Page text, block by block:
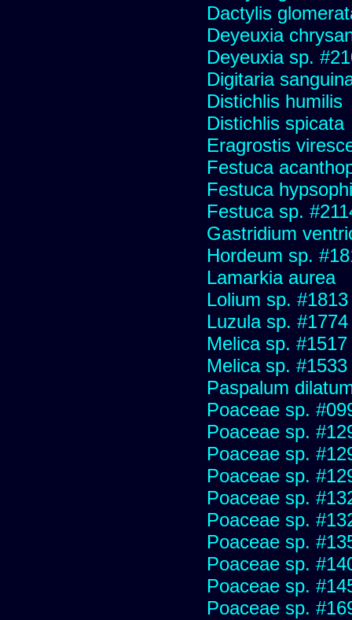
Dactylis
Deyeuxia
Deyeuxia sp.
Digitaria
Distichlis humilis
Distichlis spicata
Eragrostis
Festuca
Festuca
Festuca sp.
Gastridium
Hordeum sp.
Lamarkia aurea
Lolium sp. #1813
Luzula sp. #1774
Melica sp. #1517
Melica sp. #1533
Paspalum
Poaceae sp.
Poaceae sp.
Poaceae sp.
Poaceae sp.
Poaceae sp.
Poaceae sp.
Poaceae sp.
Poaceae sp.
Poaceae sp.
Poaceae sp.